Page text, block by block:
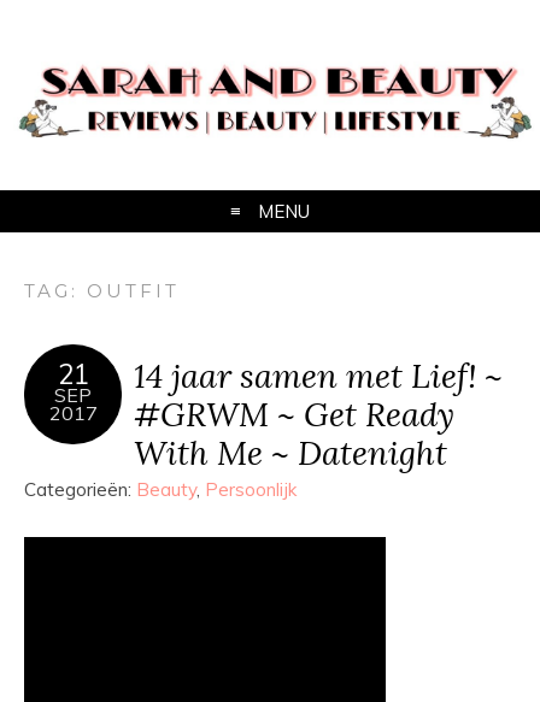
MENU
TAG: OUTFIT
21
SEP
2017
14 jaar samen met Lief! ~
#GRWM ~ Get Ready
With Me ~ Datenight
Categorieën: Beauty, Persoonlijk